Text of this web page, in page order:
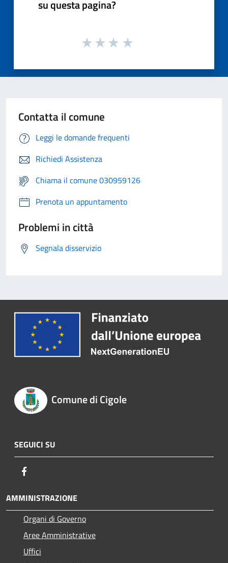
su questa pagina?
Contatta il comune
Leggi le domande frequenti
Richiedi Assistenza
Chiama il comune 030959126
Prenota un appuntamento
Problemi in città
Segnala disservizio
Comune di Cigole
SEGUICI SU
AMMINISTRAZIONE
Organi di Governo
Aree Amministrative
Uffici